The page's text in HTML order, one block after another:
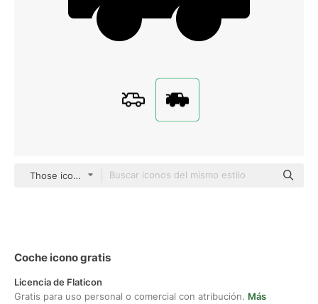
Those icons Fill
Coche icono gratis
Licencia de Flaticon
Gratis para uso personal o comercial con atribución. Más